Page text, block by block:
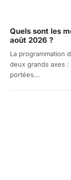
Quels sont les
août 2026 ?
La programmation
deux grands axes
portées...